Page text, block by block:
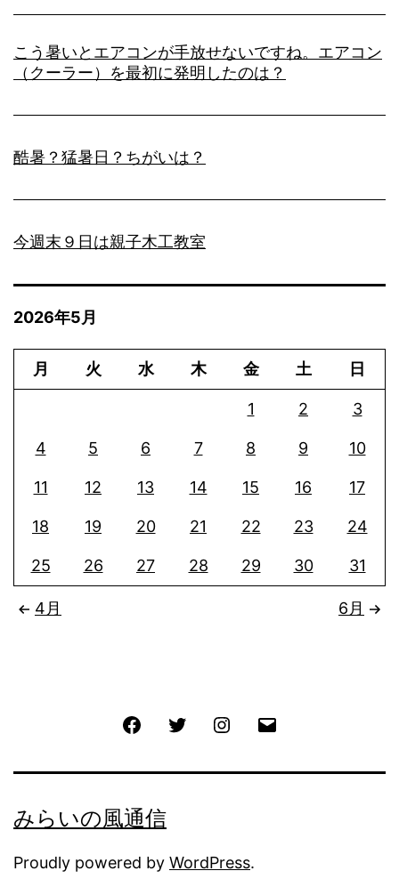
こう暑いとエアコンが手放せないですね。エアコン
（クーラー）を最初に発明したのは？
酷暑？猛暑日？ちがいは？
今週末９日は親子木工教室
2026年5月
月 火 水 木 金 土 日
1 2 3
4 5 6 7 8 9 10
11 12 13 14 15 16 17
18 19 20 21 22 23 24
25 26 27 28 29 30 31
4月 6月
FacebookTwitter Instagram
みらいの風通信
Proudly powered by WordPress.